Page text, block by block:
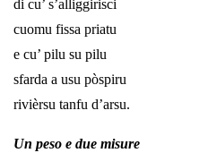
di cu’ s’alliggirisci
cuomu fissa priatu
e cu’ pilu su pilu
sfarda a usu pòspiru
rivièrsu tanfu d’arsu.
Un peso e due misure